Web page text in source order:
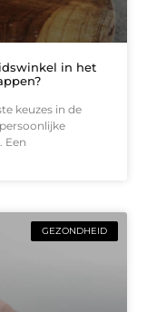
in het
keuzes in de
Een
GEZONDHEID